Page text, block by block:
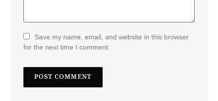
Save my name, email, and website in this browser
for the next time I comment.